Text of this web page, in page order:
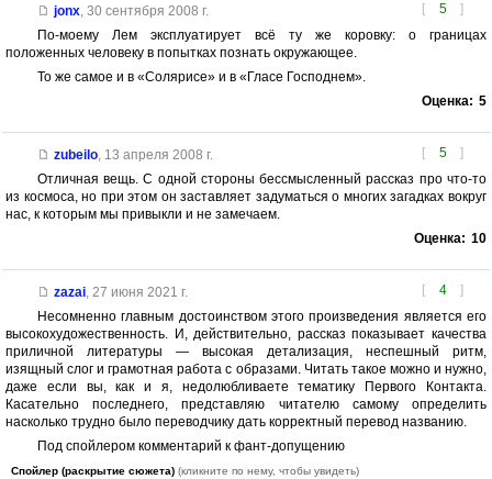
[ 5 ]
jonx, 30 сентября 2008 г.
По-моему Лем эксплуатирует всё ту же коровку: о границах
положенных человеку в попытках познать окружающее.
То же самое и в «Солярисе» и в «Гласе Господнем».
Оценка: 5
[ 5 ]
zubeilo, 13 апреля 2008 г.
Отличная вещь. С одной стороны бессмысленный рассказ про что-то
из космоса, но при этом он заставляет задуматься о многих загадках вокруг
нас, к которым мы привыкли и не замечаем.
Оценка: 10
[ 4 ]
zazai, 27 июня 2021 г.
Несомненно главным достоинством этого произведения является его
высокохудожественность. И, действительно, рассказ показывает качества
приличной литературы — высокая детализация, неспешный ритм,
изящный слог и грамотная работа с образами. Читать такое можно и нужно,
даже если вы, как и я, недолюбливаете тематику Первого Контакта.
Касательно последнего, представляю читателю самому определить
насколько трудно было переводчику дать корректный перевод названию.
Под спойлером комментарий к фант-допущению
Спойлер (раскрытие сюжета) (кликните по нему, чтобы увидеть)